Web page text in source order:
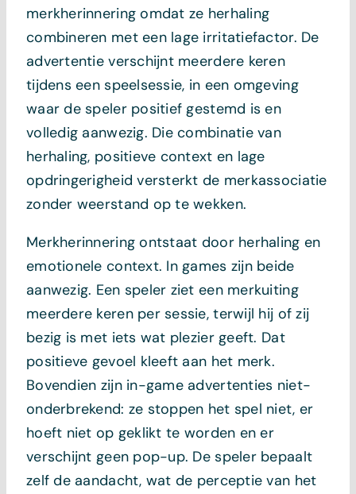
merkherinnering omdat ze herhaling
combineren met een lage irritatiefactor. De
advertentie verschijnt meerdere keren
tijdens een speelsessie, in een omgeving
waar de speler positief gestemd is en
volledig aanwezig. Die combinatie van
herhaling, positieve context en lage
opdringerigheid versterkt de merkassociatie
zonder weerstand op te wekken.
Merkherinnering ontstaat door herhaling en
emotionele context. In games zijn beide
aanwezig. Een speler ziet een merkuiting
meerdere keren per sessie, terwijl hij of zij
bezig is met iets wat plezier geeft. Dat
positieve gevoel kleeft aan het merk.
Bovendien zijn in-game advertenties niet-
onderbrekend: ze stoppen het spel niet, er
hoeft niet op geklikt te worden en er
verschijnt geen pop-up. De speler bepaalt
zelf de aandacht, wat de perceptie van het